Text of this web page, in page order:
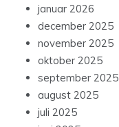
januar 2026
december 2025
november 2025
oktober 2025
september 2025
august 2025
juli 2025